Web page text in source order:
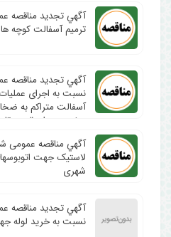
آگهي تجدید مناقصه
ترمیم آسفالت کوچه
آگهي تجدید مناقصه
نسبت به اجرای
و غرب میدان قدس تا
آگهي مناقصه عمومی
لاستیک جهت
شهری
آگهي تجدید مناقصه
نسبت به خرید لوله